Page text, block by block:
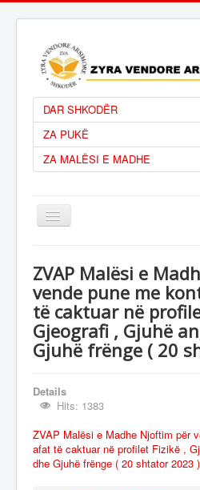
DAR SHKODËR
ZA PUKË
ZA MALËSI E MADHE
Toggle
Navigation
LEGJISLACIONI
INSTITUCIONET ARSIMORE
PROJEKTE
ANKESA
ORGANIKA
ZVAP Malësi e
vende pune me
të caktuar në
Gjeografi , Gjuhë
Gjuhë frënge ( 20
Details
Hits: 1383
ZVAP Malësi e Madhe Njoftim për
afat të caktuar në profilet Fizikë ,
dhe Gjuhë frënge ( 20 shtator 2023 )